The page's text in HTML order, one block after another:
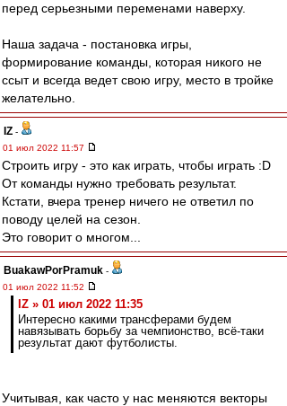
перед серьезными переменами наверху.
Наша задача - постановка игры,
формирование команды, которая никого не
ссыт и всегда ведет свою игру, место в тройке
желательно.
IZ -
01 июл 2022 11:57
Строить игру - это как играть, чтобы играть :D
От команды нужно требовать результат.
Кстати, вчера тренер ничего не ответил по
поводу целей на сезон.
Это говорит о многом...
BuakawPorPramuk -
01 июл 2022 11:52
IZ » 01 июл 2022 11:35
Интересно какими трансферами будем
навязывать борьбу за чемпионство, всё-таки
результат дают футболисты.
Учитывая, как часто у нас меняются векторы